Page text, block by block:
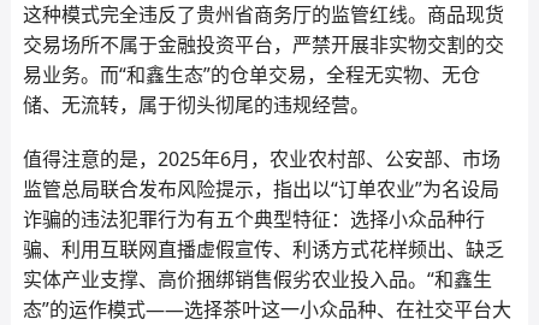
这种模式完全违反了贵州省商务厅的监管红线。商品现货
交易场所不属于金融投资平台，严禁开展非实物交割的交
易业务。而“和鑫生态”的仓单交易，全程无实物、无仓
储、无流转，属于彻头彻尾的违规经营。
值得注意的是，2025年6月，农业农村部、公安部、市场
监管总局联合发布风险提示，指出以“订单农业”为名设局
诈骗的违法犯罪行为有五个典型特征：选择小众品种行
骗、利用互联网直播虚假宣传、利诱方式花样频出、缺乏
实体产业支撑、高价捆绑销售假劣农业投入品。“和鑫生
态”的运作模式——选择茶叶这一小众品种、在社交平台大